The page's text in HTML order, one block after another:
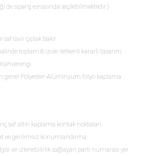
de sipariş esnasında seçilebilmektedir.)
tavlı çıplak bakır.
toplam 8 izole iletkenli kararlı tasarım.
genel Polyester-Alüminyum folyo kaplama
saf altın kaplama kontak noktaları.
ve gerilimsiz konumlandırma.
ve izlenebilirlik sağlayan parti numarası yer